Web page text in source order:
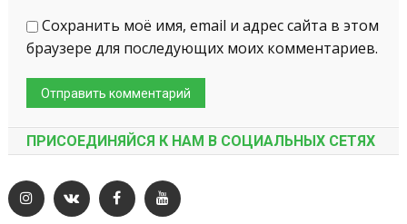
Сохранить моё имя, email и адрес сайта в этом
браузере для последующих моих комментариев.
ПРИСОЕДИНЯЙСЯ К НАМ В СОЦИАЛЬНЫХ СЕТЯХ